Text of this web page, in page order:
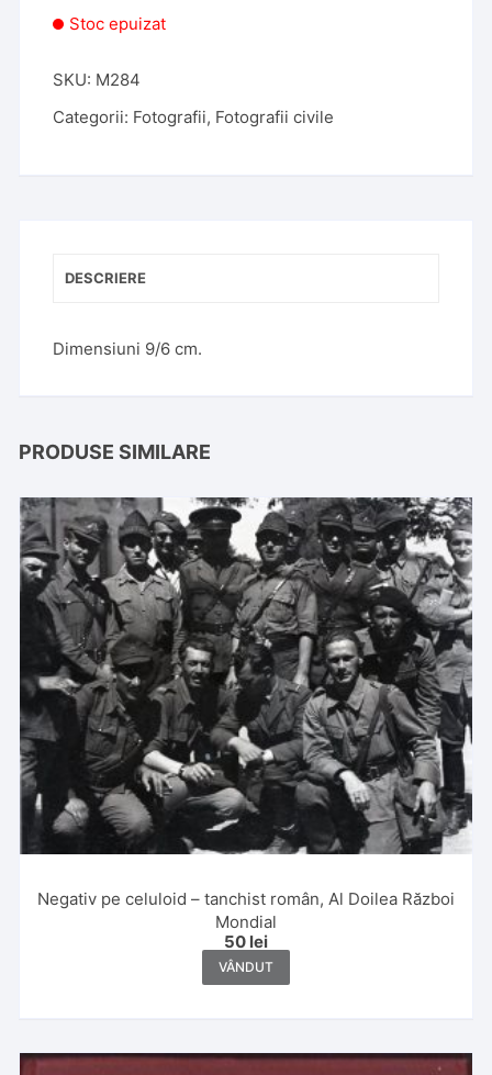
Stoc epuizat
SKU: M284
Categorii: Fotografii, Fotografii civile
DESCRIERE
Dimensiuni 9/6 cm.
PRODUSE SIMILARE
Negativ pe celuloid – tanchist român, Al Doilea Război
Mondial
50 lei
VÂNDUT